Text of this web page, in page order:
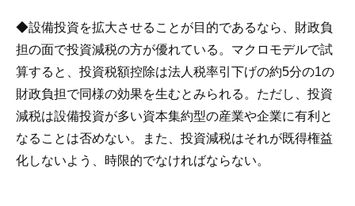
◆設備投資を拡大させることが目的であるなら、財政負
担の面で投資減税の方が優れている。マクロモデルで試
算すると、投資税額控除は法人税率引下げの約5分の1の
財政負担で同様の効果を生むとみられる。ただし、投資
減税は設備投資が多い資本集約型の産業や企業に有利と
なることは否めない。また、投資減税はそれが既得権益
化しないよう、時限的でなければならない。